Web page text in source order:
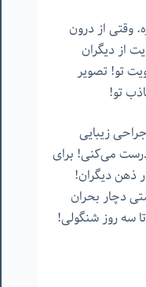
وقتی از درون
از دیگران
تو! تصویر
تو!
زیبایی
درست می‌کنی! برای
ذهن دیگران!
دچار بحران
سه روز شنگولی!